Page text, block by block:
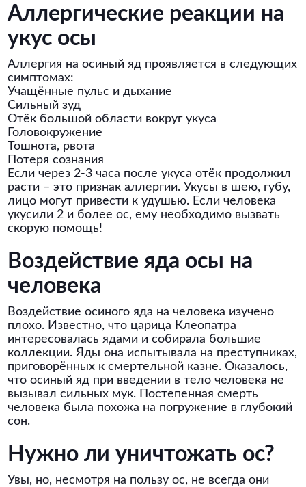
Аллергические реакции на
укус осы
Аллергия на осиный яд проявляется в следующих
симптомах:
Учащённые пульс и дыхание
Сильный зуд
Отёк большой области вокруг укуса
Головокружение
Тошнота, рвота
Потеря сознания
Если через 2-3 часа после укуса отёк продолжил
расти – это признак аллергии. Укусы в шею, губу,
лицо могут привести к удушью. Если человека
укусили 2 и более ос, ему необходимо вызвать
скорую помощь!
Воздействие яда осы на
человека
Воздействие осиного яда на человека изучено
плохо. Известно, что царица Клеопатра
интересовалась ядами и собирала большие
коллекции. Яды она испытывала на преступниках,
приговорённых к смертельной казне. Оказалось,
что осиный яд при введении в тело человека не
вызывал сильных мук. Постепенная смерть
человека была похожа на погружение в глубокий
сон.
Нужно ли уничтожать ос?
Увы, но, несмотря на пользу ос, не всегда они